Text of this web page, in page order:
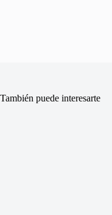
También puede interesarte